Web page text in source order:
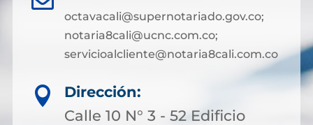
octavacali@supernotariado.gov.co;
notaria8cali@ucnc.com.co;
servicioalcliente@notaria8cali.com.co

Dirección:
Calle 10 N° 3 - 52 Edificio